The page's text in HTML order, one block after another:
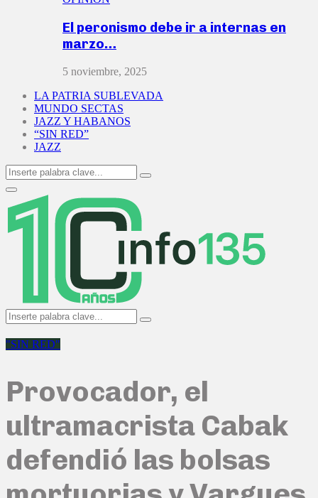
El peronismo debe ir a internas en
marzo…
5 noviembre, 2025
LA PATRIA SUBLEVADA
MUNDO SECTAS
JAZZ Y HABANOS
“SIN RED”
JAZZ
Search
for:
Search
Primary
Menu
Search
for:
Search
"SIN RED"
Provocador, el
ultramacrista Cabak
defendió las bolsas